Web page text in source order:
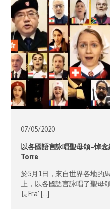
07/05/2020
以各國語言詠唱聖母頌–悼
Torre
於5月1日，來自世界各地的
上，以各國語言詠唱了聖母
長Fra’ […]